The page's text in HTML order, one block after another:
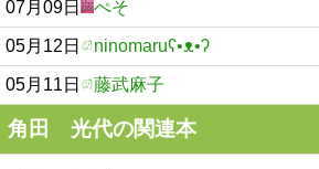
07月09日 ぺそ
05月12日 ninomaruʕ•ᴥ•ʔ
05月11日 藤武麻子
角田 光代の関連本